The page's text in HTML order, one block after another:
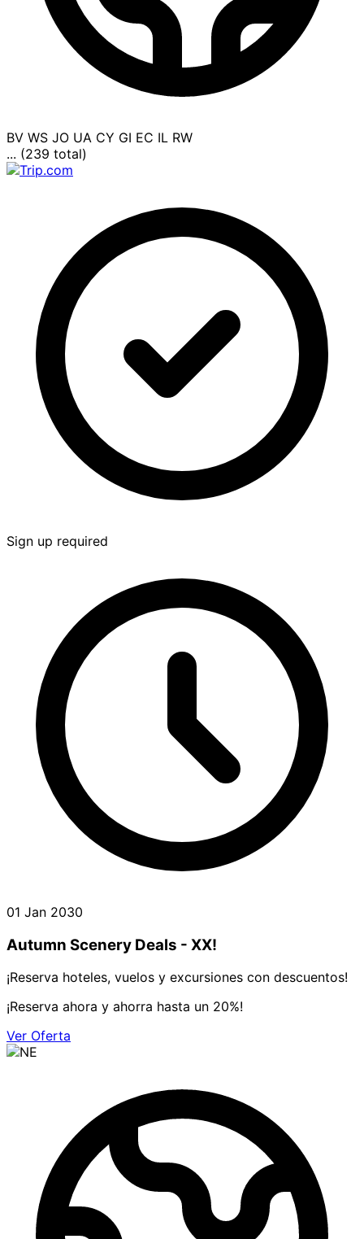
BV WS JO UA CY GI EC IL RW
... (239 total)
Sign up required
01 Jan 2030
Autumn Scenery Deals - XX!
¡Reserva hoteles, vuelos y excursiones con descuentos!
¡Reserva ahora y ahorra hasta un 20%!
Ver Oferta